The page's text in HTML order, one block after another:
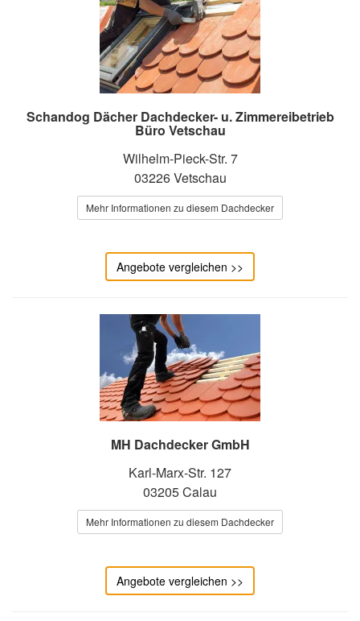
Schandog Dächer Dachdecker- u. Zimmereibetrieb
Büro Vetschau
Wilhelm-Pieck-Str. 7
03226 Vetschau
Mehr Informationen zu diesem Dachdecker
Angebote vergleichen >>
MH Dachdecker GmbH
Karl-Marx-Str. 127
03205 Calau
Mehr Informationen zu diesem Dachdecker
Angebote vergleichen >>